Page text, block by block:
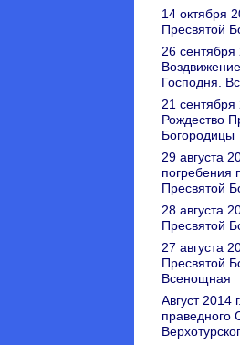
14 октября
Пресвятой
26 сентября
Господня.
21 сентября
Рождество
Богородицы
29 августа
Пресвятой
28 августа
Пресвятой
27 августа
Пресвятой
Всенощная
Август 2014
праведного